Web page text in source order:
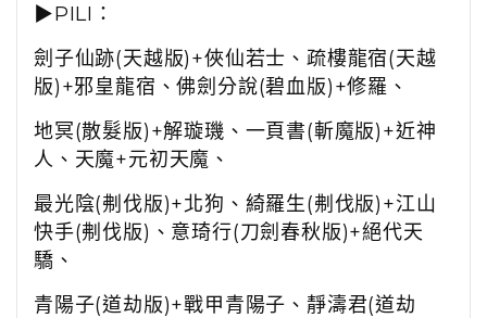
▶PILI：
劍子仙跡(天越版)+俠仙若士、 疏樓龍宿(天越
版)+邪皇龍宿、佛劍分說(碧血版)+修羅、
地冥(散髮版)+解璇璣、一頁書(斬魔版)+近神
人、 天魔+元初天魔、
最光陰(刜伐版)+北狗、綺羅生(刜伐版)+江山
快手(刜伐版)、 意琦行(刀劍春秋版)+絕代天
驕、
青陽子(道劫版)+戰甲青陽子、靜濤君(道劫